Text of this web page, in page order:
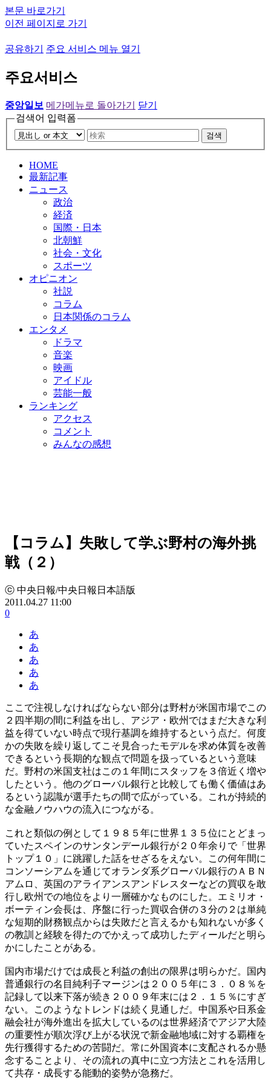
본문 바로가기
이전 페이지로 가기
공유하기 주요 서비스 메뉴 열기
주요서비스
중앙일보 메가메뉴로 돌아가기
닫기
검색어 입력폼
검색
HOME
最新記事
ニュース
政治
経済
国際・日本
北朝鮮
社会・文化
スポーツ
オピニオン
社説
コラム
日本関係のコラム
エンタメ
ドラマ
音楽
映画
アイドル
芸能一般
ランキング
アクセス
コメント
みんなの感想
【コラム】失敗して学ぶ野村の海外挑
戦（２）
ⓒ 中央日報/中央日報日本語版
2011.04.27 11:00
0
あ
あ
あ
あ
あ
ここで注視しなければならない部分は野村が米国市場でこの
２四半期の間に利益を出し、アジア・欧州ではまだ大きな利
益を得ていない時点で現行基調を維持するという点だ。何度
かの失敗を繰り返してこそ見合ったモデルを求め体質を改善
できるという長期的な観点で問題を扱っているという意味
だ。野村の米国支社はこの１年間にスタッフを３倍近く増や
したという。他のグローバル銀行と比較しても働く価値はあ
るという認識が選手たちの間で広がっている。これが持続的
な金融ノウハウの流入につながる。
これと類似の例として１９８５年に世界１３５位にとどまっ
ていたスペインのサンタンデール銀行が２０年余りで「世界
トップ１０」に跳躍した話をせざるをえない。この何年間に
コンソーシアムを通じてオランダ系グローバル銀行のＡＢＮ
アムロ、英国のアライアンスアンドレスターなどの買収を敢
行し欧州での地位をより一層確かなものにした。エミリオ・
ボーティン会長は、序盤に行った買収合併の３分の２は単純
な短期的財務観点からは失敗だと言えるかも知れないが多く
の教訓と経験を得たのでかえって成功したディールだと明ら
かにしたことがある。
国内市場だけでは成長と利益の創出の限界は明らかだ。国内
普通銀行の名目純利子マージンは２００５年に３．０８％を
記録して以来下落が続き２００９年末には２．１５％にすぎ
ない。このようなトレンドは続く見通しだ。中国系や日系金
融会社が海外進出を拡大しているのは世界経済でアジア大陸
の重要性が順次浮び上がる状況で新金融地域に対する覇権を
先行獲得するための苦闘だ。常に外国資本に支配されるか懸
念することより、その流れの真中に立つ方法とこれを活用し
て共存・成長する能動的姿勢が急務だ。